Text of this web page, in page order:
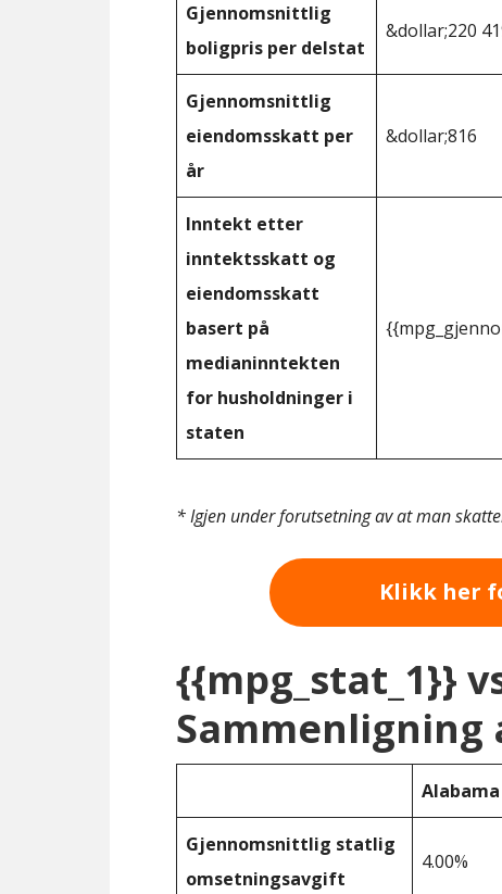
Gjennomsnittlig
boligpris per delstat
&dollar;220
Gjennomsnittlig
eiendomsskatt per
år
&dollar;816
Inntekt etter
inntektsskatt og
eiendomsskatt
basert på
medianinntekten
for husholdninger i
staten
* Igjen under forutsetning av at man
Klikk her
{{mpg_stat_1}}
Alabama
Gjennomsnittlig statlig
omsetningsavgift
4.00%